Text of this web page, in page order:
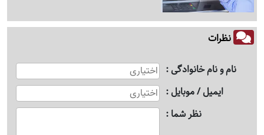
نظرات
نام و نام خانوادگی
ایمیل / موبایل
نظر شما